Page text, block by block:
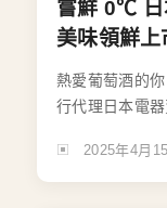
嘗鮮 0℃ 日
美味領鮮上
熱愛葡萄酒的
行代理日本電
2025年4月